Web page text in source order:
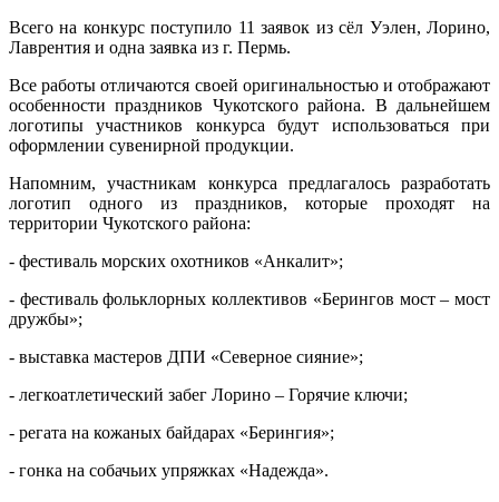
Всего на конкурс поступило 11 заявок из сёл Уэлен, Лорино,
Лаврентия и одна заявка из г. Пермь.
Все работы отличаются своей оригинальностью и отображают
особенности праздников Чукотского района. В дальнейшем
логотипы участников конкурса будут использоваться при
оформлении сувенирной продукции.
Напомним, участникам конкурса предлагалось разработать
логотип одного из праздников, которые проходят на
территории Чукотского района:
- фестиваль морских охотников «Анкалит»;
- фестиваль фольклорных коллективов «Берингов мост – мост
дружбы»;
- выставка мастеров ДПИ «Северное сияние»;
- легкоатлетический забег Лорино – Горячие ключи;
- регата на кожаных байдарах «Берингия»;
- гонка на собачьих упряжках «Надежда».